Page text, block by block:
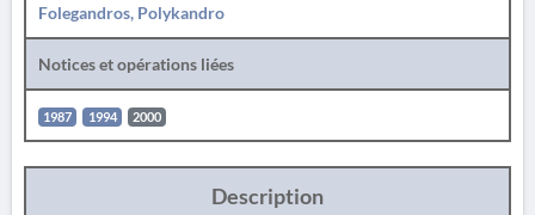
Folegandros, Polykandro
Notices et opérations liées
1987 1994 2000
Description